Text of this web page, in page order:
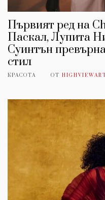
Първият ред на
Паскал, Лупита
Суинтън
стил
КРАСОТА ОТ